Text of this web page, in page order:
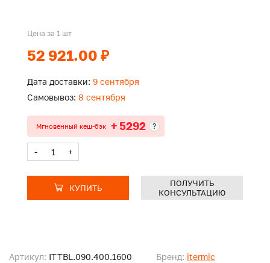
Артикул: ITTBL.090.400.1600 Бренд: itermic
Цена за 1 шт
52 921.00 ₽
Дата доставки: 9 сентября
Самовывоз: 8 сентября
Мгновенный кеш-бэк + 5292 ?
- +
КУПИТЬ
ПОЛУЧИТЬ
КОНСУЛЬТАЦИЮ